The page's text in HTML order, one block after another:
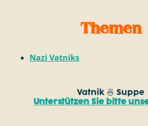
Themen
Nazi Vatniks
Vatnik 🍜 Suppe
Unterstützen Sie bitte